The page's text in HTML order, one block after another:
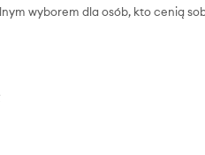
wyborem dla osób, kto cenią